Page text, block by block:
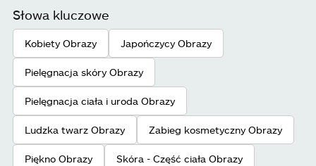
Słowa kluczowe
Kobiety Obrazy Japończycy Obrazy
Pielęgnacja skóry Obrazy
Pielęgnacja ciała i uroda Obrazy
Ludzka twarz Obrazy Zabieg kosmetyczny Obrazy
Piękno Obrazy Skóra - Część ciała Obrazy